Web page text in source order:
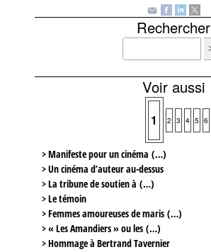
Rechercher
Voir aussi
1 2 3 4 5 6
> Manifeste pour un cinéma (…)
> Un cinéma d’auteur au-dessus
> La tribune de soutien à (…)
> Le témoin
> Femmes amoureuses de maris (…)
> « Les Amandiers » ou les (…)
> Hommage à Bertrand Tavernier